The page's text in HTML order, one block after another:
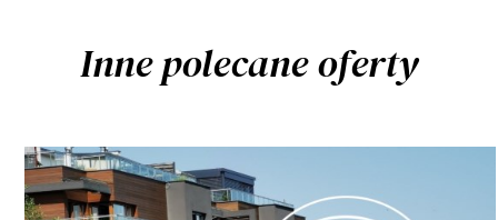
Inne polecane oferty